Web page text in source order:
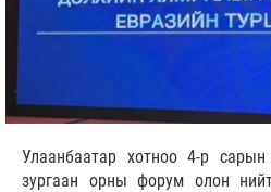
Улаанбаатар хотноо 4-р
зургаан орны форум олон